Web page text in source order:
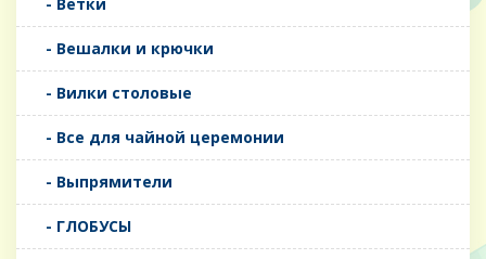
- Вешалки и крючки
- Вилки столовые
- Все для чайной церемонии
- Выпрямители
- ГЛОБУСЫ